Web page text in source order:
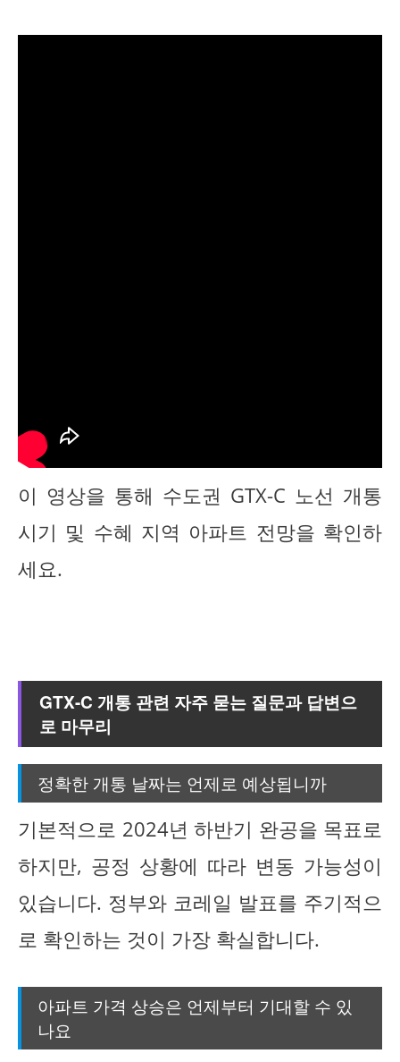
이 영상을 통해 수도권 GTX-C 노선 개통
시기 및 수혜 지역 아파트 전망을 확인하
세요.
GTX-C 개통 관련 자주 묻는 질문과 답변으
로 마무리
정확한 개통 날짜는 언제로 예상됩니까
기본적으로 2024년 하반기 완공을 목표로
하지만, 공정 상황에 따라 변동 가능성이
있습니다. 정부와 코레일 발표를 주기적으
로 확인하는 것이 가장 확실합니다.
아파트 가격 상승은 언제부터 기대할 수 있
나요